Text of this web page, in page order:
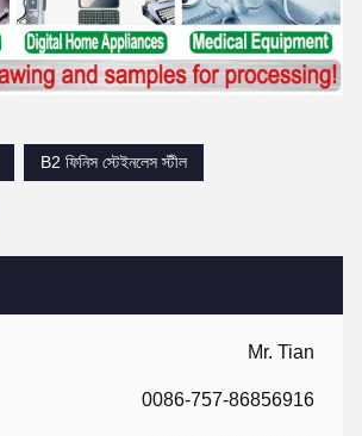
Mr. Tian
0086-757-86856916
B2 ফিনিস স্টেইনলেস স্টীল